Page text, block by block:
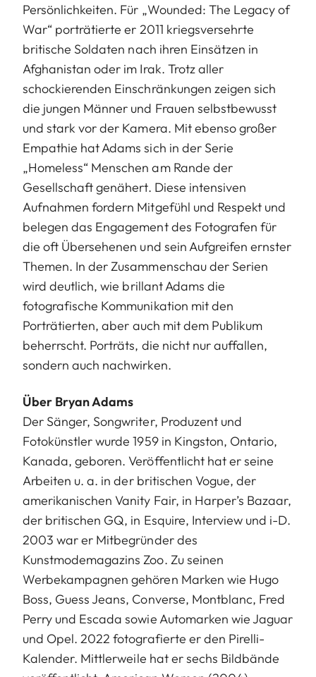
Persönlichkeiten. Für „Wounded: The Legacy of
War“ porträtierte er 2011 kriegsversehrte
britische Soldaten nach ihren Einsätzen in
Afghanistan oder im Irak. Trotz aller
schockierenden Einschränkungen zeigen sich
die jungen Männer und Frauen selbstbewusst
und stark vor der Kamera. Mit ebenso großer
Empathie hat Adams sich in der Serie
„Homeless“ Menschen am Rande der
Gesellschaft genähert. Diese intensiven
Aufnahmen fordern Mitgefühl und Respekt und
belegen das Engagement des Fotografen für
die oft Übersehenen und sein Aufgreifen ernster
Themen. In der Zusammenschau der Serien
wird deutlich, wie brillant Adams die
fotografische Kommunikation mit den
Porträtierten, aber auch mit dem Publikum
beherrscht. Porträts, die nicht nur auffallen,
sondern auch nachwirken.
Über Bryan Adams
Der Sänger, Songwriter, Produzent und
Fotokünstler wurde 1959 in Kingston, Ontario,
Kanada, geboren. Veröffentlicht hat er seine
Arbeiten u. a. in der britischen Vogue, der
amerikanischen Vanity Fair, in Harper’s Bazaar,
der britischen GQ, in Esquire, Interview und i-D.
2003 war er Mitbegründer des
Kunstmodemagazins Zoo. Zu seinen
Werbekampagnen gehören Marken wie Hugo
Boss, Guess Jeans, Converse, Montblanc, Fred
Perry und Escada sowie Automarken wie Jaguar
und Opel. 2022 fotografierte er den Pirelli-
Kalender. Mittlerweile hat er sechs Bildbände